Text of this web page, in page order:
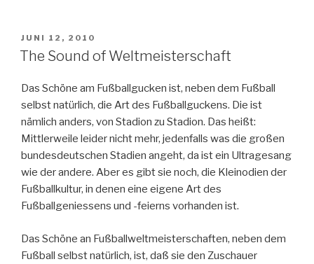
VERÖFFENTLICHT
AM
JUNI 12, 2010
The Sound of Weltmeisterschaft
Das Schöne am Fußballgucken ist, neben dem Fußball
selbst natürlich, die Art des Fußballguckens. Die ist
nämlich anders, von Stadion zu Stadion. Das heißt:
Mittlerweile leider nicht mehr, jedenfalls was die großen
bundesdeutschen Stadien angeht, da ist ein Ultragesang
wie der andere. Aber es gibt sie noch, die Kleinodien der
Fußballkultur, in denen eine eigene Art des
Fußballgeniessens und -feierns vorhanden ist.
Das Schöne an Fußballweltmeisterschaften, neben dem
Fußball selbst natürlich, ist, daß sie den Zuschauer